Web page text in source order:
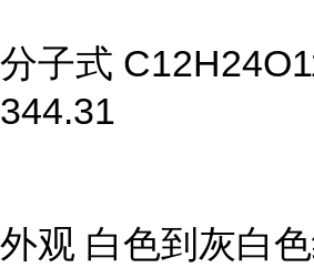
分子式
344.31
外观 白色到灰白